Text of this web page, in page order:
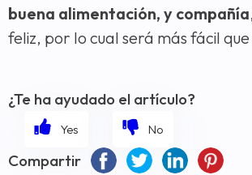
buena alimentación, y compañía
feliz, por lo cual será más fácil
¿Te ha ayudado el artículo?
Compartir